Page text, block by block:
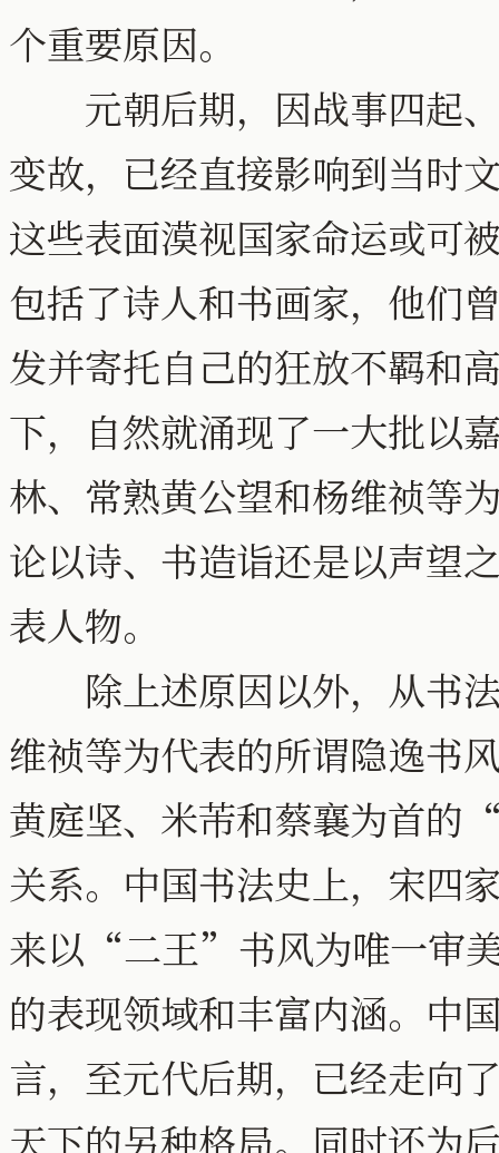
个重要原因。
元朝后期，因战事四起、
变故，已经直接影响到当时
这些表面漠视国家命运或可
包括了诗人和书画家，他们
发并寄托自己的狂放不羁和
下，自然就涌现了一大批以
林、常熟黄公望和杨维祯等
论以诗、书造诣还是以声望
表人物。
除上述原因以外，从书法
维祯等为代表的所谓隐逸书
黄庭坚、米芾和蔡襄为首
关系。中国书法史上，宋四
来以“二王”书风为唯一审
的表现领域和丰富内涵。中
言，至元代后期，已经走
天下的另种格局。同时还为